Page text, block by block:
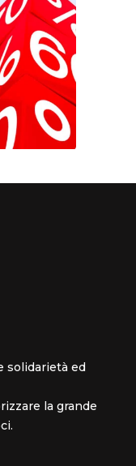
solidarietà ed
la grande